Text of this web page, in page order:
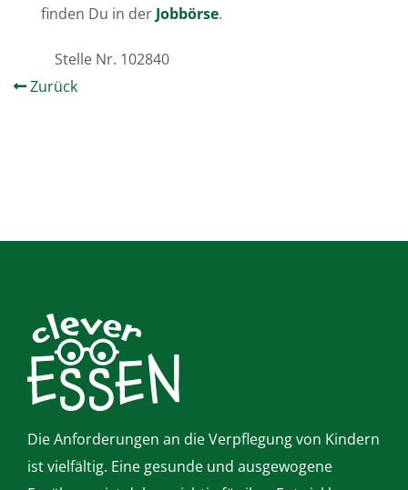
finden Du in derJobbörse.
Stelle Nr. 102840
Zurück
Die Anforderungen an die Verpflegung von Kindern
ist vielfältig. Eine gesunde und ausgewogene